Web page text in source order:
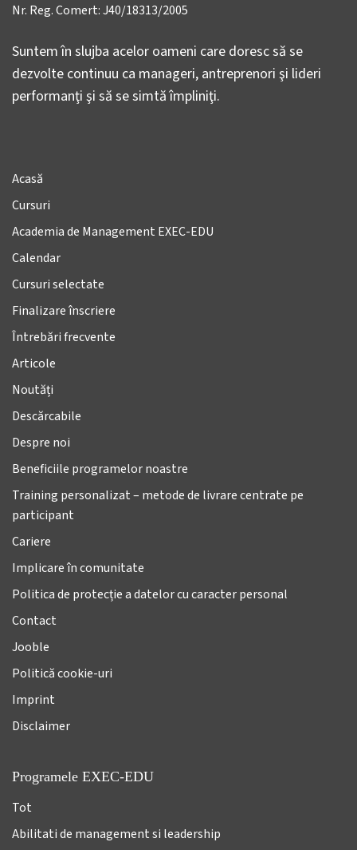
Nr. Reg. Comert: J40/18313/2005
Suntem în slujba acelor oameni care doresc să se
dezvolte continuu ca manageri, antreprenori şi lideri
performanţi şi să se simtă împliniţi.
Acasă
Cursuri
Academia de Management EXEC-EDU
Calendar
Cursuri selectate
Finalizare înscriere
Întrebări frecvente
Articole
Noutăți
Descărcabile
Despre noi
Beneficiile programelor noastre
Training personalizat – metode de livrare centrate pe
participant
Cariere
Implicare în comunitate
Politica de protecție a datelor cu caracter personal
Contact
Jooble
Politică cookie-uri
Imprint
Disclaimer
Programele EXEC-EDU
Tot
Abilitati de management si leadership